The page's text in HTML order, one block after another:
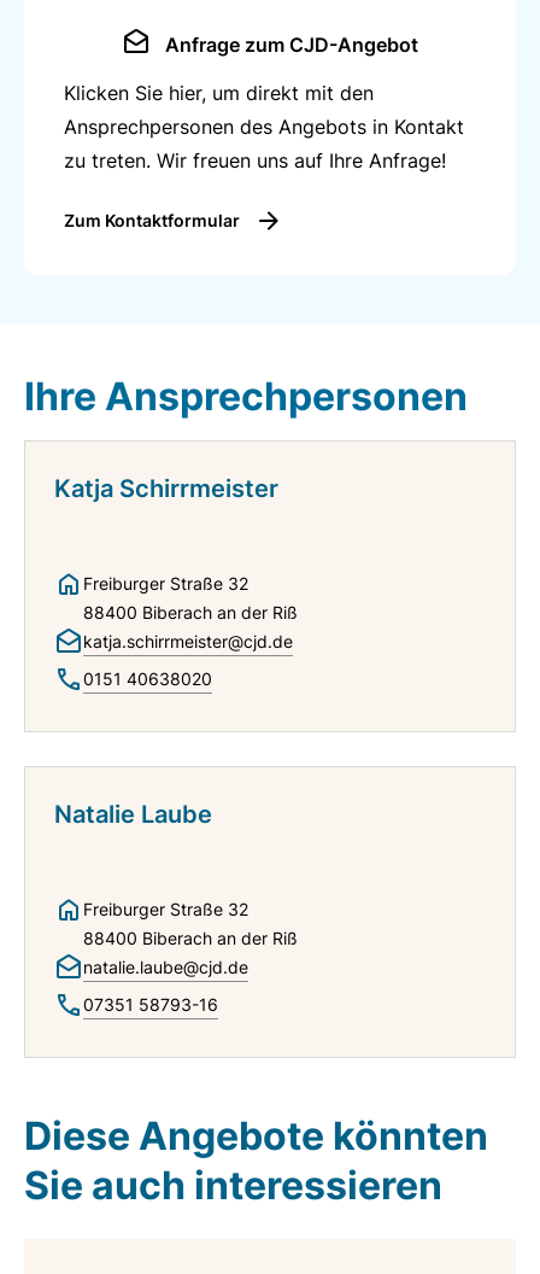
Anfrage zum CJD-Angebot
Klicken Sie hier, um direkt mit den
Ansprechpersonen des Angebots in Kontakt
zu treten. Wir freuen uns auf Ihre Anfrage!
Zum Kontaktformular
Ihre Ansprechpersonen
Katja Schirrmeister
Freiburger Straße 32
88400 Biberach an der Riß
katja.schirrmeister@cjd.de
0151 40638020
Natalie Laube
Freiburger Straße 32
88400 Biberach an der Riß
natalie.laube@cjd.de
07351 58793-16
Diese Angebote könnten
Sie auch interessieren